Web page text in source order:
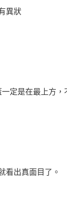
異狀
定是在最上方，
看出真面目了。